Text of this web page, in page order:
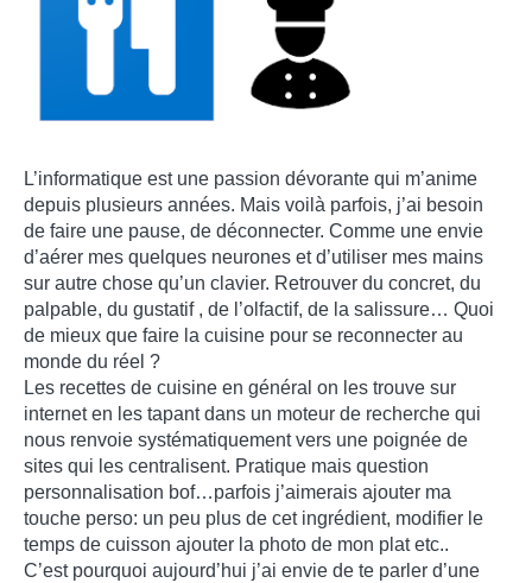
L’informatique est une passion dévorante qui m’anime
depuis plusieurs années. Mais voilà parfois, j’ai besoin
de faire une pause, de déconnecter. Comme une envie
d’aérer mes quelques neurones et d’utiliser mes mains
sur autre chose qu’un clavier. Retrouver du concret, du
palpable, du gustatif , de l’olfactif, de la salissure… Quoi
de mieux que faire la cuisine pour se reconnecter au
monde du réel ?
Les recettes de cuisine en général on les trouve sur
internet en les tapant dans un moteur de recherche qui
nous renvoie systématiquement vers une poignée de
sites qui les centralisent. Pratique mais question
personnalisation bof…parfois j’aimerais ajouter ma
touche perso: un peu plus de cet ingrédient, modifier le
temps de cuisson ajouter la photo de mon plat etc..
C’est pourquoi aujourd’hui j’ai envie de te parler d’une